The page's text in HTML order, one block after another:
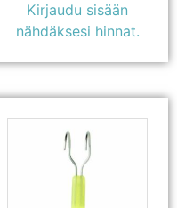
Kirjaudu sisään
nähdäksesi hinnat.